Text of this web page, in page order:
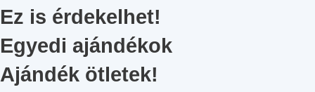
Ez is érdekelhet!
Egyedi ajándékok
Ajándék ötletek!